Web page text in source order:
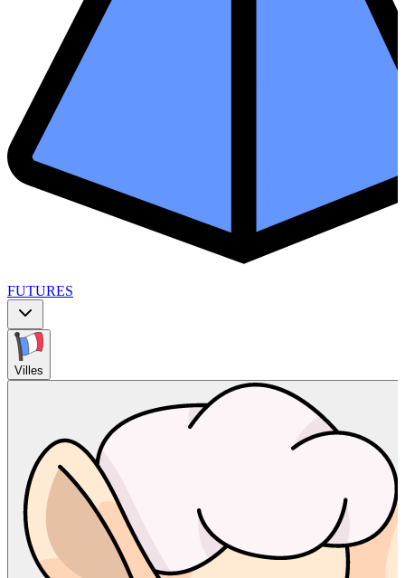
FUTURES
Villes